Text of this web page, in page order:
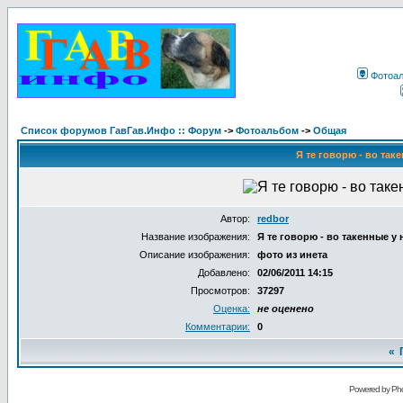
Список форумов ГавГав.Инфо :: Форум -> Фотоальбом -> Общая
Я те говорю - во
Автор:
redbor
Название изображения:
Я те говорю - во такенные у
Описание изображения:
фото из инета
Добавлено:
02/06/2011 14:15
Просмотров:
37297
Оценка:
не оценено
Комментарии:
0
«
Powered by